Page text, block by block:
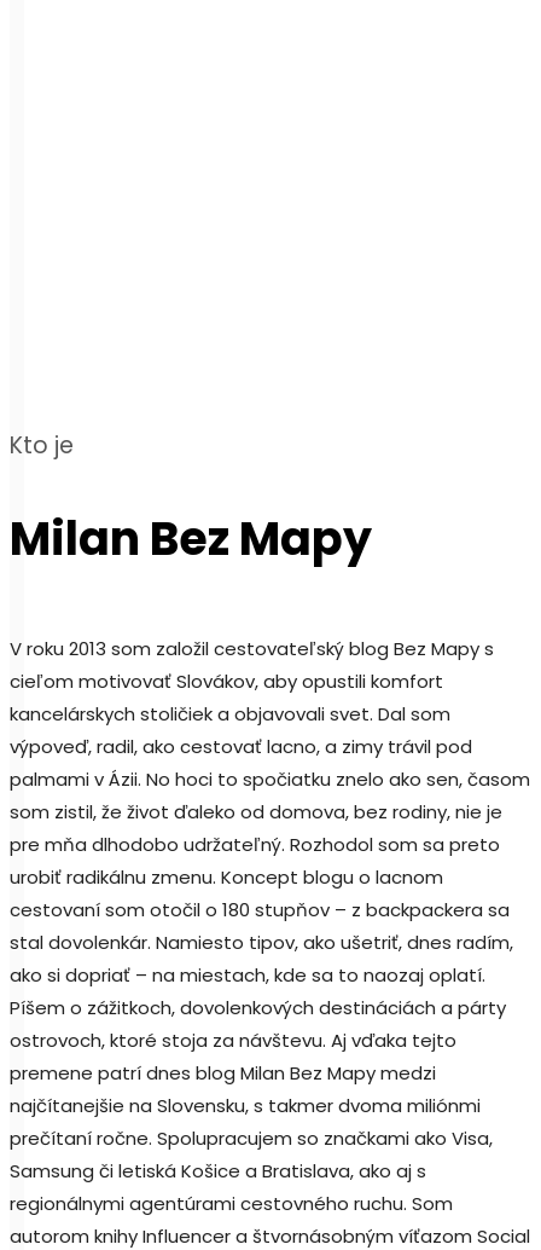
Kto je
Milan Bez Mapy
V roku 2013 som založil cestovateľský blog Bez Mapy s
cieľom motivovať Slovákov, aby opustili komfort
kancelárskych stoličiek a objavovali svet. Dal som
výpoveď, radil, ako cestovať lacno, a zimy trávil pod
palmami v Ázii. No hoci to spočiatku znelo ako sen, časom
som zistil, že život ďaleko od domova, bez rodiny, nie je
pre mňa dlhodobo udržateľný. Rozhodol som sa preto
urobiť radikálnu zmenu. Koncept blogu o lacnom
cestovaní som otočil o 180 stupňov – z backpackera sa
stal dovolenkár. Namiesto tipov, ako ušetriť, dnes radím,
ako si dopriať – na miestach, kde sa to naozaj oplatí.
Píšem o zážitkoch, dovolenkových destináciách a párty
ostrovoch, ktoré stoja za návštevu. Aj vďaka tejto
premene patrí dnes blog Milan Bez Mapy medzi
najčítanejšie na Slovensku, s takmer dvoma miliónmi
prečítaní ročne. Spolupracujem so značkami ako Visa,
Samsung či letiská Košice a Bratislava, ako aj s
regionálnymi agentúrami cestovného ruchu. Som
autorom knihy Influencer a štvornásobným víťazom Social